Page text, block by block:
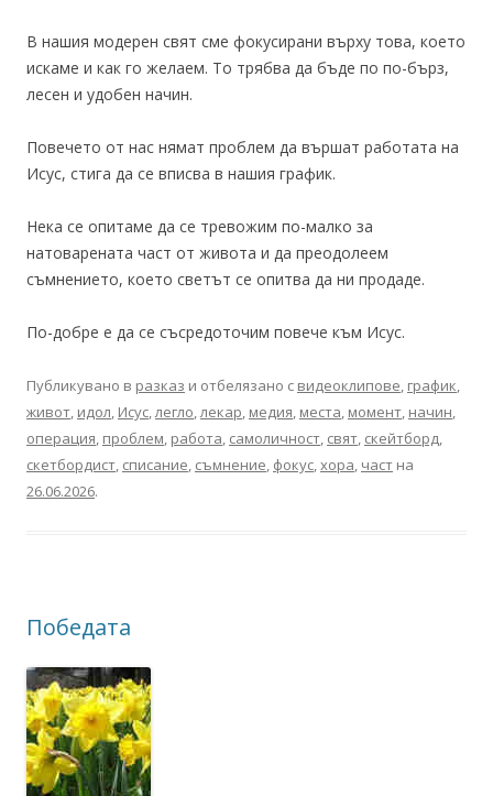
В нашия модерен свят сме фокусирани върху това, което
искаме и как го желаем. То трябва да бъде по по-бърз,
лесен и удобен начин.
Повечето от нас нямат проблем да вършат работата на
Исус, стига да се вписва в нашия график.
Нека се опитаме да се тревожим по-малко за
натоварената част от живота и да преодолеем
съмнението, което светът се опитва да ни продаде.
По-добре е да се съсредоточим повече към Исус.
Публикувано в разказ и отбелязано с видеоклипове, график,
живот, идол, Исус,легло,лекар, медия, места, момент, начин,
операция, проблем, работа, самоличност, свят, скейтборд,
скетбордист, списание, съмнение, фокус,хора, част на
26.06.2026.
Победата